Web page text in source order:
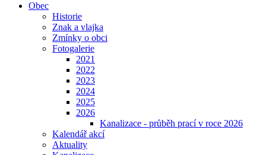
Obec
Historie
Znak a vlajka
Zmínky o obci
Fotogalerie
2021
2022
2023
2024
2025
2026
Kanalizace - průběh prací v roce 2026
Kalendář akcí
Aktuality